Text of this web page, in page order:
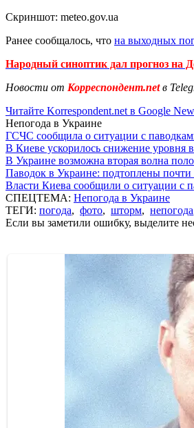
Скриншот: meteo.gov.ua
Ранее сообщалось, что на выходных
Народный синоптик дал прогноз на
Новости от Корреспондент.netв
Читайте Korrespondent.net в Google
Непогода в Украине
ГСЧС сообщила о ситуации с
В Киеве ускорилось снижение уровня
В Украине возможна вторая волна
Паводок в Украине: подтоплены почти
Власти Киева сообщили о ситуации с
СПЕЦТЕМА: Непогода в Украине
ТЕГИ: погода, фото, шторм, непогода
Если вы заметили ошибку, выделите